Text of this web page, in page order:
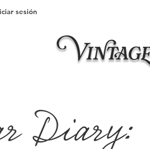
sesión